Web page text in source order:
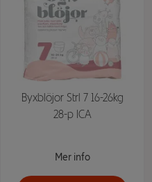
Byxblöjor Strl 7 16-26kg
28-p ICA
Mer info